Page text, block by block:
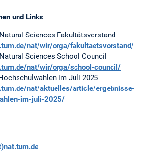
und Links
Sciences Fakultätsvorstand
nat/wir/orga/fakultaetsvorstand/
Sciences School Council
nat/wir/orga/school-council/
im Juli 2025
nat/aktuelles/article/ergebnisse-
im-juli-2025/